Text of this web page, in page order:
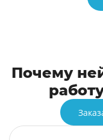
Почему